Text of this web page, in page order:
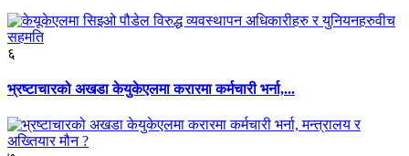
६
भ्रष्टाचारको अखडा केयुकेएलमा करारमा कर्मचारी भर्ना,...